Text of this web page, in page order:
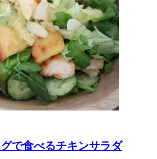
で食べるチキンサラダ